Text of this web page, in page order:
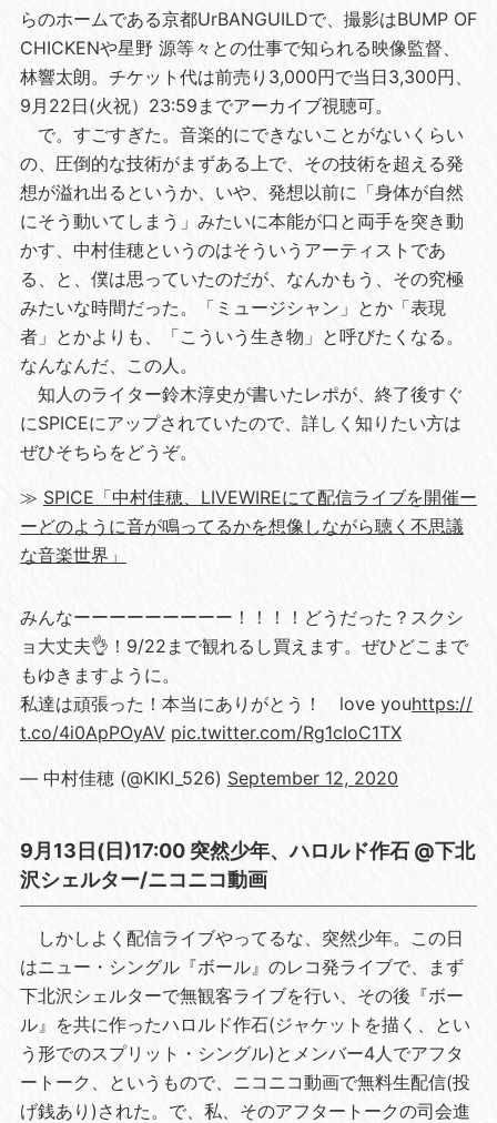
らのホームである京都UrBANGUILDで、撮影はBUMP OF
CHICKENや星野 源等々との仕事で知られる映像監督、
林響太朗。チケット代は前売り3,000円で当日3,300円、
9月22日(火祝）23:59までアーカイブ視聴可。
で。すごすぎた。音楽的にできないことがないくらい
の、圧倒的な技術がまずある上で、その技術を超える発
想が溢れ出るというか、いや、発想以前に「身体が自然
にそう動いてしまう」みたいに本能が口と両手を突き動
かす、中村佳穂というのはそういうアーティストであ
る、と、僕は思っていたのだが、なんかもう、その究極
みたいな時間だった。「ミュージシャン」とか「表現
者」とかよりも、「こういう生き物」と呼びたくなる。
なんなんだ、この人。
知人のライター鈴木淳史が書いたレポが、終了後すぐ
にSPICEにアップされていたので、詳しく知りたい方は
ぜひそちらをどうぞ。
≫ SPICE「中村佳穂、LIVEWIREにて配信ライブを開催ー
ーどのように音が鳴ってるかを想像しながら聴く不思議
な音楽世界」
みんなーーーーーーーーー！！！！どうだった？スクシ
ョ大丈夫👌！9/22まで観れるし買えます。ぜひどこまで
もゆきますように。
私達は頑張った！本当にありがとう！ love youhttps://
t.co/4i0ApPOyAV pic.twitter.com/Rg1cIoC1TX
— 中村佳穂 (@KIKI_526) September 12, 2020
9月13日(日)17:00 突然少年、ハロルド作石 @下北
沢シェルター/ニコニコ動画
しかしよく配信ライブやってるな、突然少年。この日
はニュー・シングル『ボール』のレコ発ライブで、まず
下北沢シェルターで無観客ライブを行い、その後『ボー
ル』を共に作ったハロルド作石(ジャケットを描く、とい
う形でのスプリット・シングル)とメンバー4人でアフタ
ートーク、というもので、ニコニコ動画で無料生配信(投
げ銭あり)された。で、私、そのアフタートークの司会進